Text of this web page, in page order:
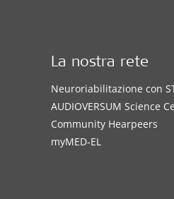
La nostra rete
Neuroriabilitazione con
AUDIOVERSUM Science
Community Hearpeers
myMED‑EL